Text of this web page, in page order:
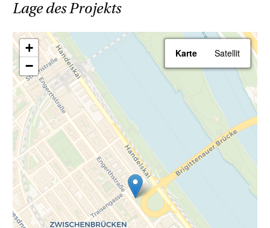
- Provisionsfrei! Alle Eigentumsobjekte
werden ohne Provision (3,6% inkl. MwSt.)
angeboten!
Renderings: Symbolbilder Außenansichten
(c) zoom.at, Innenraumansichten (c) JAMJAM
- Kreativagentur für Immobilien
Wir weisen darauf hin, dass zwischen dem
Vermittler und dem zu vermittelnden Dritten
ein familiäres oder wirtschaftliches
Lage des Projekts
+
−
Karte Satellit